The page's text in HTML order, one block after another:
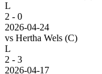
L
2 - 0
2026-04-24
vs Hertha Wels (C)
L
2 - 3
2026-04-17